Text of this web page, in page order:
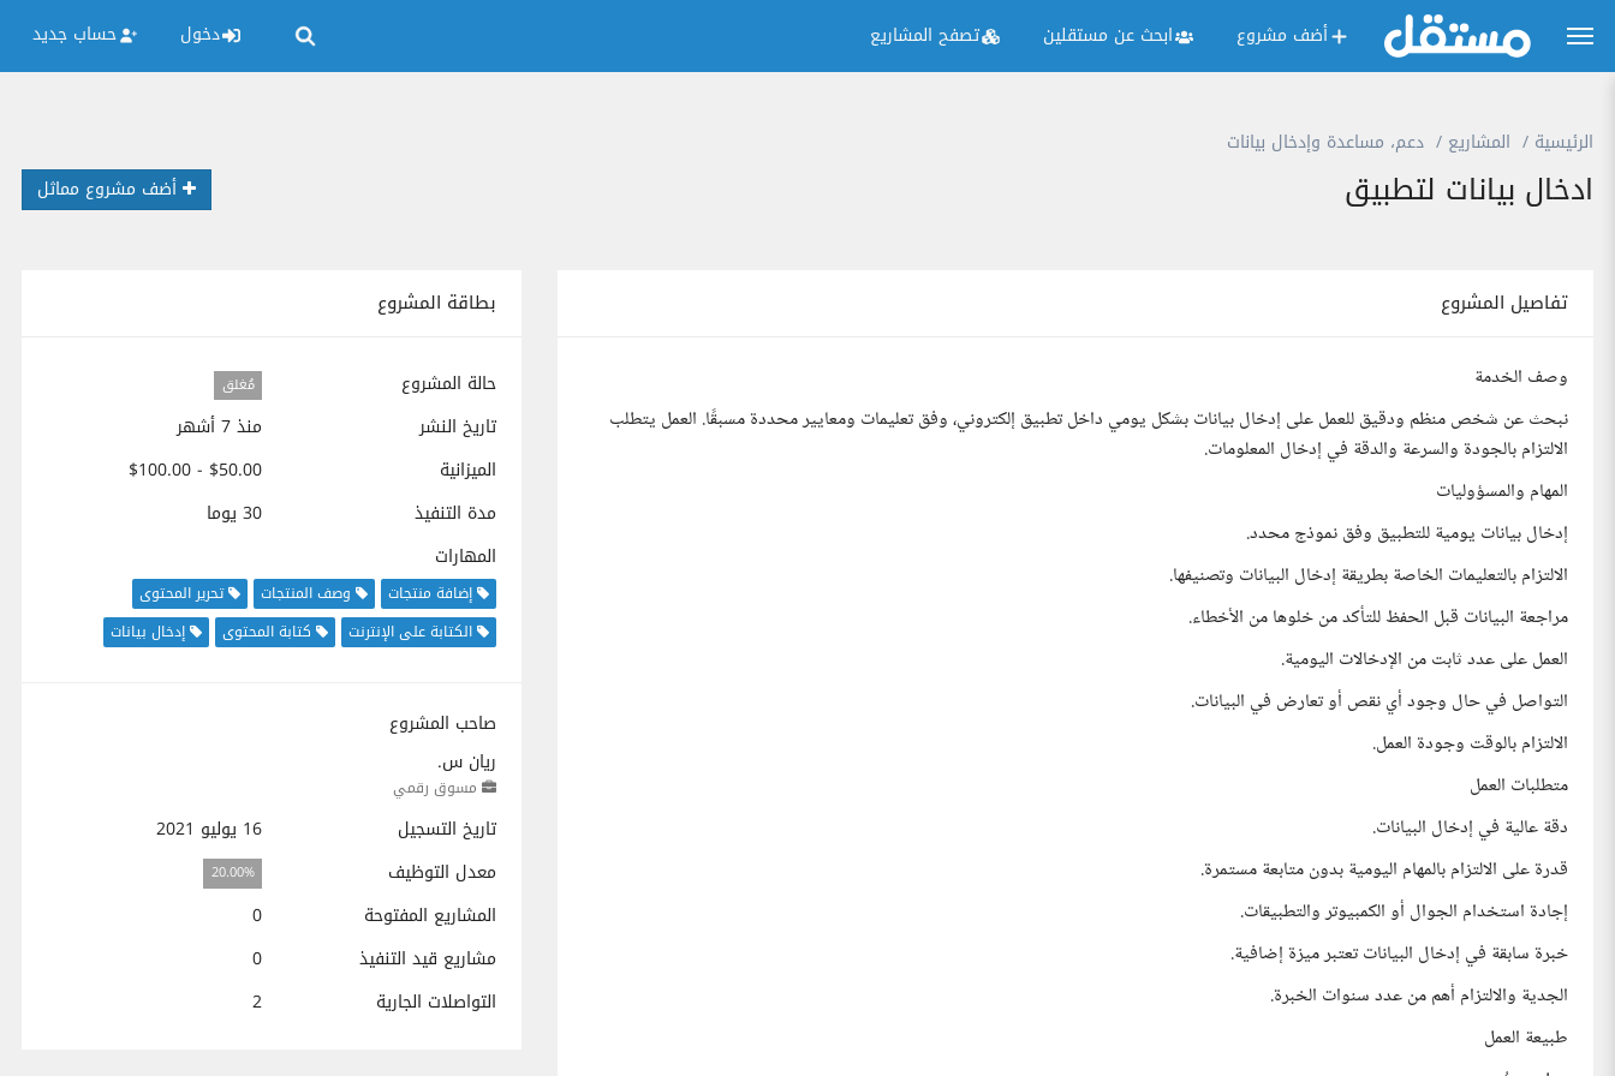
أضف مشروع ابحث عن مستقلين تصفح المشاريع دخول حساب جديد
الرئيسية المشاريع دعم، مساعدة وإدخال بيانات
ادخال بيانات لتطبيق أضف مشروع مماثل
بطاقة المشروع
حالة المشروع مُغلق
تاريخ النشر
منذ 7 أشهر
الميزانية
$50.00 - $100.00
مدة التنفيذ
30 يوما
المهارات
إضافة منتجات وصف المنتجات
تحرير المحتوى
الكتابة على الإنترنت
كتابة المحتوى إدخال بيانات
صاحب المشروع
ريان س.
مسوق رقمي
تاريخ التسجيل
16 يوليو 2021
معدل التوظيف
20.00%
المشاريع المفتوحة
0
مشاريع قيد التنفيذ
0
التواصلات الجارية
2
تفاصيل المشروع
وصف الخدمة
نبحث عن شخص منظم ودقيق للعمل على إدخال بيانات بشكل يومي داخل تطبيق إلكتروني، وفق تعليمات ومعايير محددة مسبقًا. العمل يتطلب
الالتزام بالجودة والسرعة والدقة في إدخال المعلومات.
المهام والمسؤوليات
إدخال بيانات يومية للتطبيق وفق نموذج محدد.
الالتزام بالتعليمات الخاصة بطريقة إدخال البيانات وتصنيفها.
مراجعة البيانات قبل الحفظ للتأكد من خلوها من الأخطاء.
العمل على عدد ثابت من الإدخالات اليومية.
التواصل في حال وجود أي نقص أو تعارض في البيانات.
الالتزام بالوقت وجودة العمل.
متطلبات العمل
دقة عالية في إدخال البيانات.
قدرة على الالتزام بالمهام اليومية بدون متابعة مستمرة.
إجادة استخدام الجوال أو الكمبيوتر والتطبيقات.
خبرة سابقة في إدخال البيانات تعتبر ميزة إضافية.
الجدية والالتزام أهم من عدد سنوات الخبرة.
طبيعة العمل